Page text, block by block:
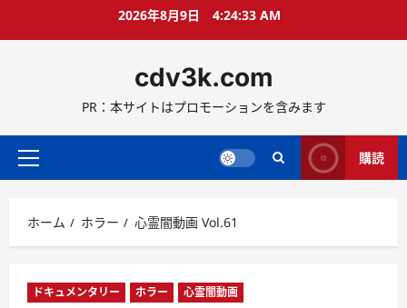
ス
ッ
2026年8月9日 4:24:35 AM
cdv3k.com
PR：本サイトはプロモーションを含みます
メ
メ
ニ
ー
購読
ホーム ホラー 心霊闇動画 Vol.61
ドキュメンタリー ホラー 心霊闇動画